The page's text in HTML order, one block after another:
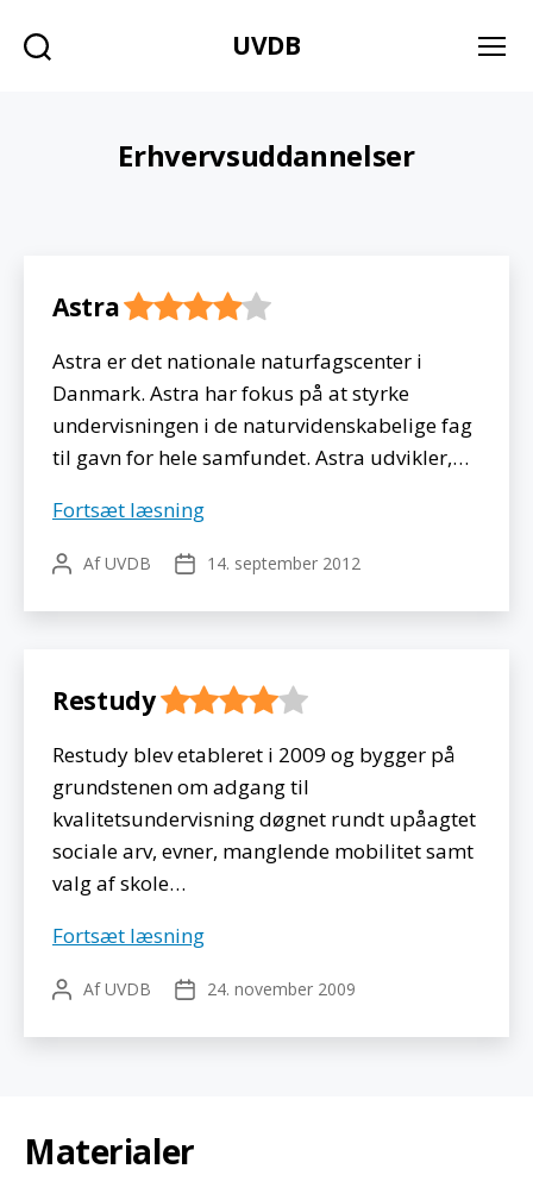
UVDB
Erhvervsuddannelser
Astra
Astra er det nationale naturfagscenter i
Danmark. Astra har fokus på at styrke
undervisningen i de naturvidenskabelige fag
til gavn for hele samfundet. Astra udvikler,…
Fortsæt læsningAstra
Indlægsforfatter
AfUVDB Indlægsdato
14. september 2012
Restudy
Restudy blev etableret i 2009 og bygger på
grundstenen om adgang til
kvalitetsundervisning døgnet rundt upåagtet
sociale arv, evner, manglende mobilitet samt
valg af skole…
Fortsæt læsningRestudy
Indlægsforfatter
AfUVDB Indlægsdato
24. november 2009
Materialer